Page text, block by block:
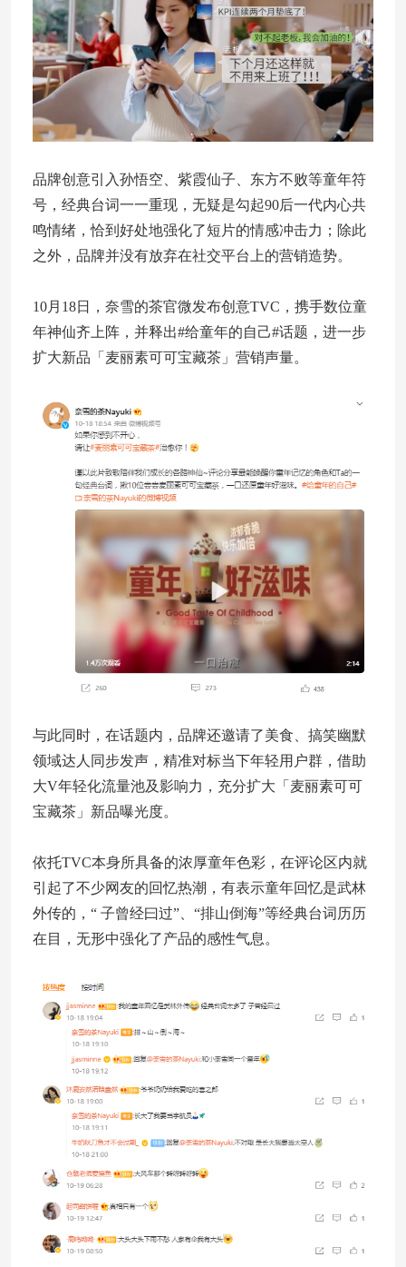
品牌创意引入孙悟空、紫霞仙子、东方不败等童年符
号，经典台词一一重现，无疑是勾起90后一代内心共
鸣情绪，恰到好处地强化了短片的情感冲击力；除此
之外，品牌并没有放弃在社交平台上的营销造势。
10月18日，奈雪的茶官微发布创意TVC，携手数位童
年神仙齐上阵，并释出#给童年的自己#话题，进一步
扩大新品「麦丽素可可宝藏茶」营销声量。
与此同时，在话题内，品牌还邀请了美食、搞笑幽默
领域达人同步发声，精准对标当下年轻用户群，借助
大V年轻化流量池及影响力，充分扩大「麦丽素可可
宝藏茶」新品曝光度。
依托TVC本身所具备的浓厚童年色彩，在评论区内就
引起了不少网友的回忆热潮，有表示童年回忆是武林
外传的，“ 子曾经曰过”、“排山倒海”等经典台词历历
在目，无形中强化了产品的感性气息。